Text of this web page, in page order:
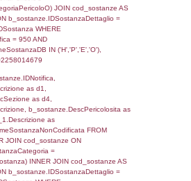
AND
f_territori_limitrofi.Distanza,
FROM f_territori_limitrofi
ON
=